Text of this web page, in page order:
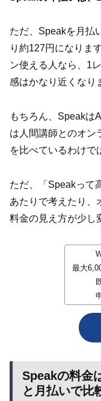
ただ、Speakを月払
り約127円になりま
ン使える人なら、1
感はかなり近くなり
もちろん、Speakは
は人間講師とのオン
を比べているわけで
ただ、「Speakって
あたりで考えたり、
料金の見え方が少し
最大
Speakの料金
と月払いで比